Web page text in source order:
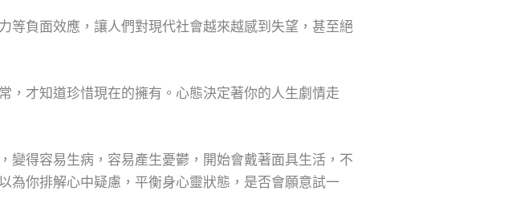
等負面效應，讓人們對現代社會越來越感到失望，甚至絕
，才知道珍惜現在的擁有。心態決定著你的人生劇情走
變得容易生病，容易產生憂鬱，開始會戴著面具生活，不
為你排解心中疑慮，平衡身心靈狀態，是否會願意試一